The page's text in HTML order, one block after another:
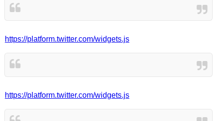
https://platform.twitter.com/widgets.js
https://platform.twitter.com/widgets.js